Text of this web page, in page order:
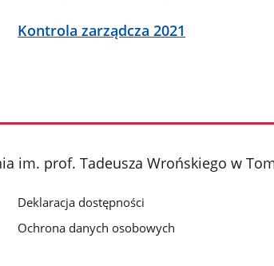
Kontrola zarządcza 2021
im. prof. Tadeusza Wrońskiego w
Deklaracja dostępności
Ochrona danych osobowych